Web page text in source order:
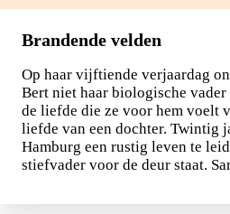
Brandende velden
Op haar vijftiende verjaardag
Bert niet haar biologische vader
de liefde die ze voor hem voelt
liefde van een dochter. Twintig
Hamburg een rustig leven te
stiefvader voor de deur staat.